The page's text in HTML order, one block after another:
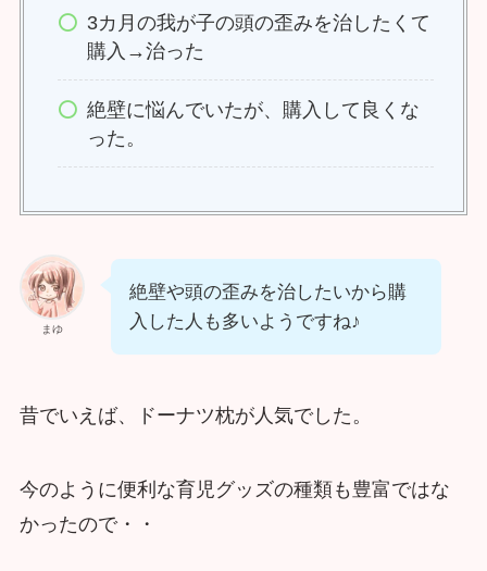
3カ月の我が子の頭の歪みを治したくて
購入→治った
絶壁に悩んでいたが、購入して良くな
った。
まゆ
絶壁や頭の歪みを治したいから購
入した人も多いようですね♪
昔でいえば、ドーナツ枕が人気でした。
今のように便利な育児グッズの種類も豊富ではな
かったので・・